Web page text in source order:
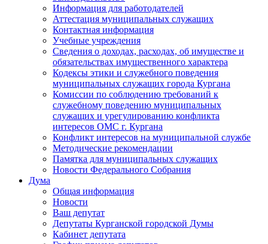
Информация для работодателей
Аттестация муниципальных служащих
Контактная информация
Учебные учреждения
Сведения о доходах, расходах, об имуществе и
обязательствах имущественного характера
Кодексы этики и служебного поведения
муниципальных служащих города Кургана
Комиссии по соблюдению требований к
служебному поведению муниципальных
служащих и урегулированию конфликта
интересов ОМС г. Кургана
Конфликт интересов на муниципальной службе
Методические рекомендации
Памятка для муниципальных служащих
Новости Федерального Cобрания
Дума
Общая информация
Новости
Ваш депутат
Депутаты Курганской городской Думы
Кабинет депутата